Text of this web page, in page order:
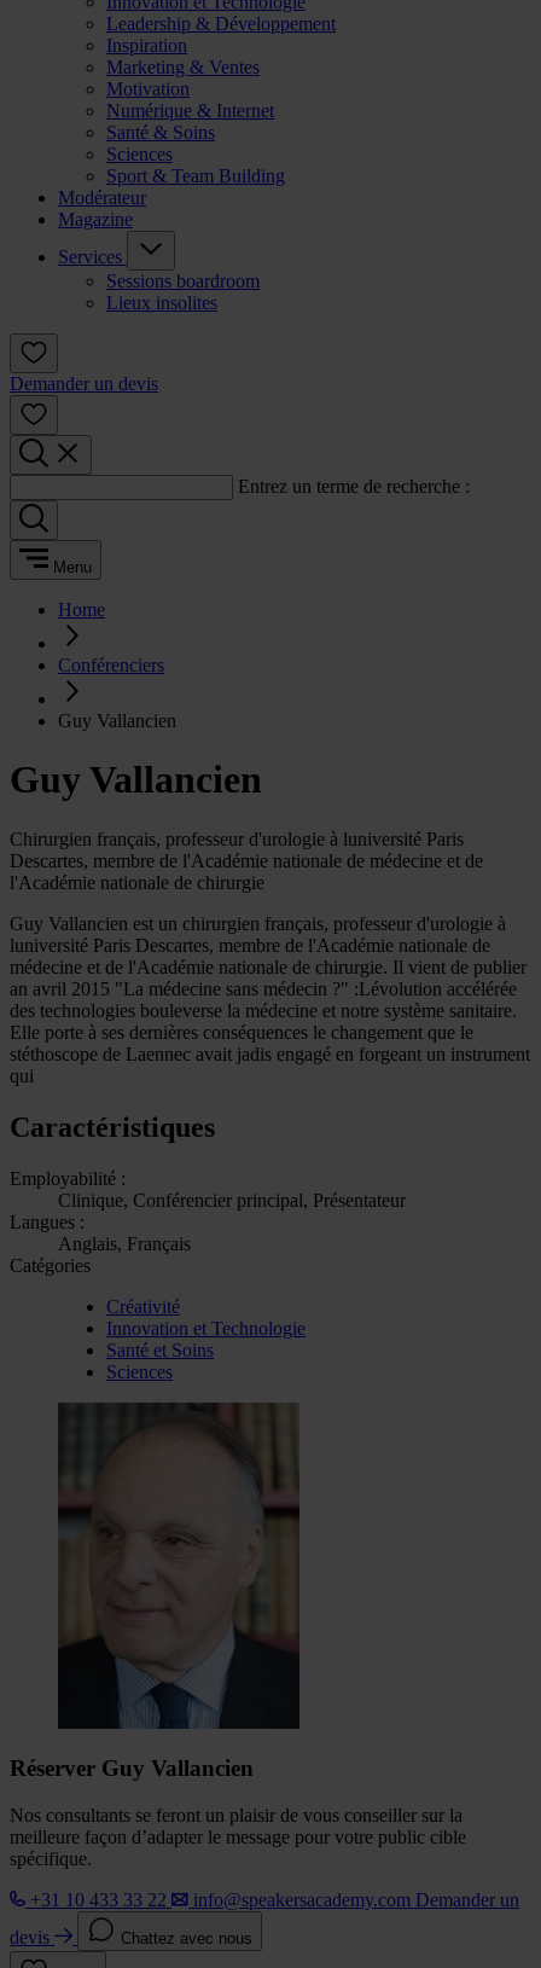
Leadership & Développement
Inspiration
Marketing & Ventes
Motivation
Numérique & Internet
Santé & Soins
Sciences
Sport & Team Building
Modérateur
Magazine
Services
Sessions boardroom
Lieux insolites
Demander un devis
Entrez un terme de recherche :
Menu
Home
Conférenciers
Guy Vallancien
Guy Vallancien
Chirurgien français, professeur d'urologie à luniversité Paris
Descartes, membre de l'Académie nationale de médecine et de
l'Académie nationale de chirurgie
Guy Vallancien est un chirurgien français, professeur d'urologie à
luniversité Paris Descartes, membre de l'Académie nationale de
médecine et de l'Académie nationale de chirurgie. Il vient de publier
an avril 2015 "La médecine sans médecin ?" :Lévolution accélérée
des technologies bouleverse la médecine et notre système sanitaire.
Elle porte à ses dernières conséquences le changement que le
stéthoscope de Laennec avait jadis engagé en forgeant un instrument
qui
Caractéristiques
Employabilité :
Clinique, Conférencier principal, Présentateur
Langues :
Anglais, Français
Catégories
Créativité
Innovation et Technologie
Santé et Soins
Sciences
Réserver Guy Vallancien
Nos consultants se feront un plaisir de vous conseiller sur la
meilleure façon d’adapter le message pour votre public cible
spécifique.
+31 10 433 33 22
info@speakersacademy.com Demander un
devis
Chattez avec nous